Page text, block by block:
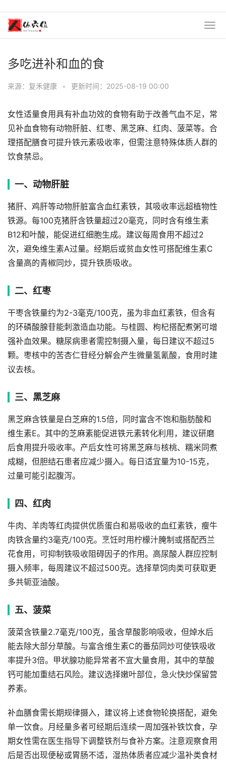
多吃进补和血的食
来源：复禾健康 • 更新时间：2025-08-19 00:00
女性适量食用具有补血功效的食物有助于改善气血不足，常
见补血食物有动物肝脏、红枣、黑芝麻、红肉、菠菜等。合
理搭配膳食可提升铁元素吸收率，但需注意特殊体质人群的
饮食禁忌。
一、动物肝脏
猪肝、鸡肝等动物肝脏富含血红素铁，其吸收率远超植物性
铁源。每100克猪肝含铁量超过20毫克，同时含有维生素
B12和叶酸，能促进红细胞生成。建议每周食用不超过2
次，避免维生素A过量。经期后或贫血女性可搭配维生素C
含量高的青椒同炒，提升铁质吸收。
二、红枣
干枣含铁量约为2-3毫克/100克，虽为非血红素铁，但含有
的环磷酸腺苷能刺激造血功能。与桂圆、枸杞搭配煮粥可增
强补血效果。糖尿病患者需控制摄入量，每日建议不超过5
颗。枣核中的苦杏仁苷经分解会产生微量氢氰酸，食用时建
议去核。
三、黑芝麻
黑芝麻含铁量是白芝麻的1.5倍，同时富含不饱和脂肪酸和
维生素E。其中的芝麻素能促进铁元素转化利用，建议研磨
后食用提升吸收率。产后女性可将黑芝麻与核桃、糯米同煮
成糊，但胆结石患者应减少摄入。每日适宜量为10-15克，
过量可能引起腹泻。
四、红肉
牛肉、羊肉等红肉提供优质蛋白和易吸收的血红素铁，瘦牛
肉铁含量约3毫克/100克。烹饪时用柠檬汁腌制或搭配西兰
花食用，可抑制铁吸收阻碍因子的作用。高尿酸人群应控制
摄入频率，每周建议不超过500克。选择草饲肉类可获取更
多共轭亚油酸。
五、菠菜
菠菜含铁量2.7毫克/100克，虽含草酸影响吸收，但焯水后
能去除大部分草酸。与富含维生素C的番茄同炒可使铁吸收
率提升3倍。甲状腺功能异常者不宜大量食用，其中的草酸
钙可能加重结石风险。建议选择嫩叶部位，急火快炒保留营
养素。
补血膳食需长期规律摄入，建议将上述食物轮换搭配，避免
单一饮食。月经量多者可经期后连续一周加强补铁饮食，孕
期女性需在医生指导下调整铁剂与食补方案。注意观察食用
后是否出现便秘或胃肠不适，湿热体质者应减少温补类食材